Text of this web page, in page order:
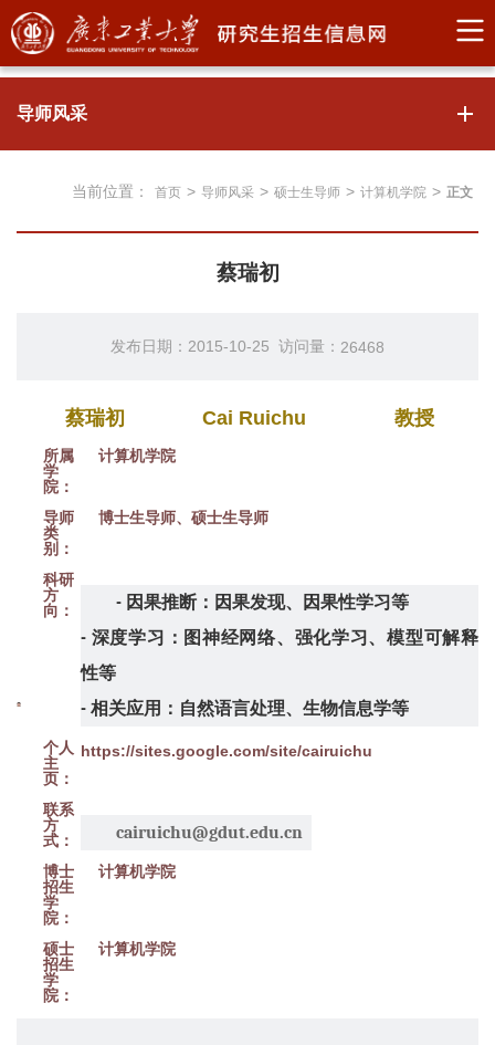
导师风采
当前位置： 首页 > 导师风采 > 硕士生导师 > 计算机学院 > 正文
蔡瑞初
发布日期：2015-10-25 访问量： 26468
蔡瑞初 Cai Ruichu 教授
所属
学
院：
计算机学院
导师
类
别：
博士生导师、硕士生导师
科研
方
向：
- 因果推断：因果发现、因果性学习等
- 深度学习：图神经网络、强化学习、模型可解释
性等
- 相关应用：自然语言处理、生物信息学等
个人
主
页：
https://sites.google.com/site/cairuichu
联系
方
式：
cairuichu@gdut.edu.cn
博士
招生
学
院：
计算机学院
硕士
招生
学
院：
计算机学院